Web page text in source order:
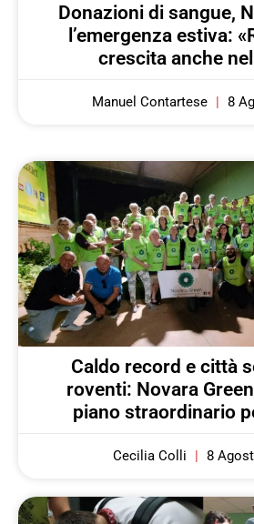
Donazioni di sangue,
l’emergenza estiva:
crescita anche
Manuel Contartese 8
Caldo record e città
roventi: Novara
piano straordinario
Cecilia Colli 8